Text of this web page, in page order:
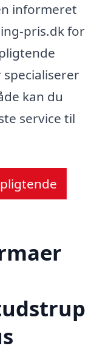
informeret
pris.dk for
kan du
service til